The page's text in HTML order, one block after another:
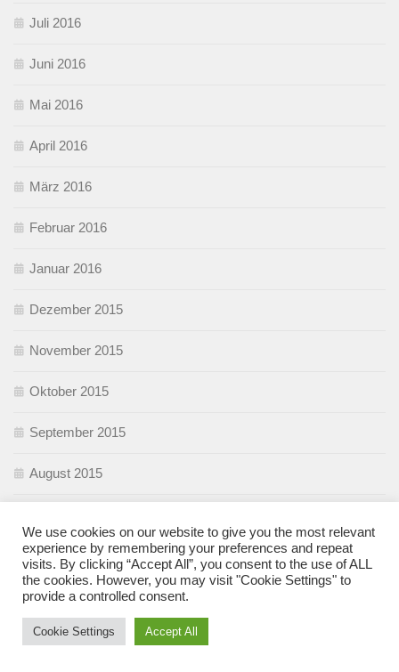
Juli 2016
Juni 2016
Mai 2016
April 2016
März 2016
Februar 2016
Januar 2016
Dezember 2015
November 2015
Oktober 2015
September 2015
August 2015
Juni 2015
Mai 2015
April 2015
We use cookies on our website to give you the most relevant
experience by remembering your preferences and repeat
visits. By clicking “Accept All”, you consent to the use of ALL
the cookies. However, you may visit "Cookie Settings" to
provide a controlled consent.
Cookie Settings Accept All